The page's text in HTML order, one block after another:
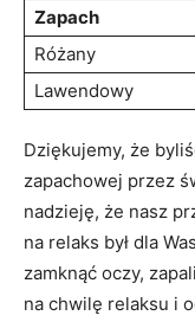
Zapach
Różany
Lawendowy
Dziękujemy, że⁣
zapachowej przez
nadzieję, że nasz
na relaks był dla
zamknąć oczy,
na chwilę relaksu i